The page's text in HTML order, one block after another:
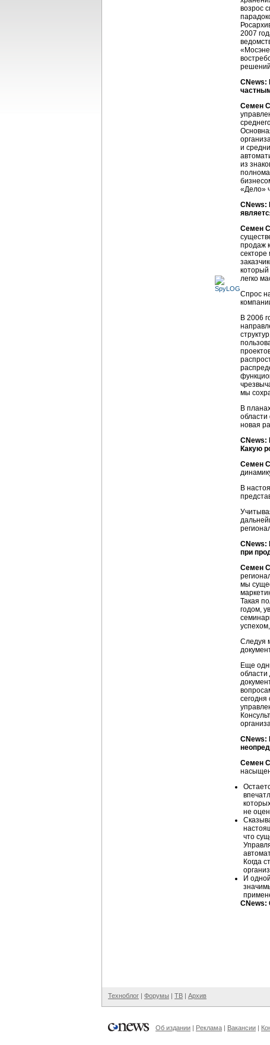
возрос
2007
решений
CNews:
Семен
и
из
«Дело»
CNews:
Семен
продаж
который
легко
Спрос
В 2006
мы
В
новая
CNews:
Какую
Семен
В
CNews:
при
Семен
мы
Такая
годом,
Следуя
Еще
области
сегодня
CNews:
Семен
не
что
Когда
И
CNews:
Техноблог | Форумы | ТВ | Архив
Об издании | Реклама | Вакансии |